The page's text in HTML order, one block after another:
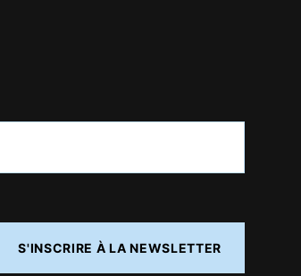
S'INSCRIRE À LA NEWSLETTER